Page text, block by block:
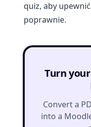
quiz, aby
poprawnie.
Turn
Convert a
into a